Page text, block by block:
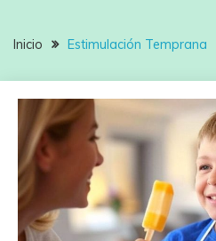
Inicio Estimulación Temprana